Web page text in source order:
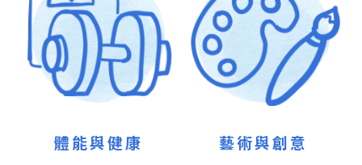
體能與健康 藝術與創意